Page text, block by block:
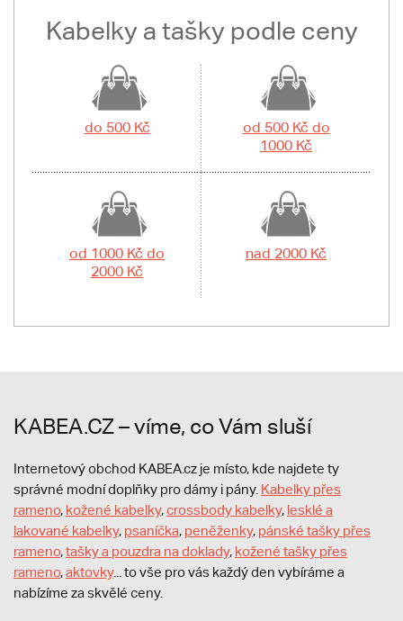
Kabelky a tašky podle ceny
do 500 Kč
od 500 Kč do
1000 Kč
od 1000 Kč do
2000 Kč
nad 2000 Kč
KABEA.CZ – víme, co Vám sluší
Internetový obchod KABEA.cz je místo, kde najdete ty
správné modní doplňky pro dámy i pány. Kabelky přes
rameno, kožené kabelky,crossbody kabelky, lesklé a
lakované kabelky, psaníčka, peněženky, pánské tašky přes
rameno,tašky a pouzdra na doklady, kožené tašky přes
rameno,aktovky... to vše pro vás každý den vybíráme a
nabízíme za skvělé ceny.